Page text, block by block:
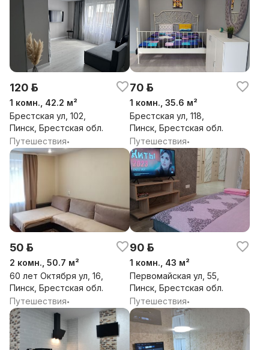
120 р.
1 комн., 42.2 м²
Брестская ул, 102,
Пинск, Брестская обл.
Путешествия•
70 р.
1 комн., 35.6 м²
Брестская ул, 118,
Пинск, Брестская обл.
Путешествия•
50 р.
2 комн., 50.7 м²
60 лет Октября ул, 16,
Пинск, Брестская обл.
Путешествия•
90 р.
1 комн., 43 м²
Первомайская ул, 55,
Пинск, Брестская обл.
Путешествия•